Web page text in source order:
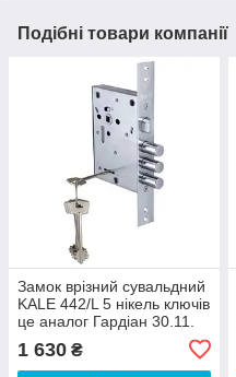
Подібні товари компанії
Замок врізний сувальдний
KALE 442/L 5 нікель ключів
це аналог Гардіан 30.11.
1 630 ₴